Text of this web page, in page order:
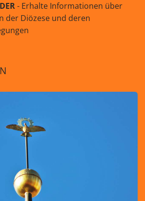
- Erhalte Informationen über
der Diözese und deren